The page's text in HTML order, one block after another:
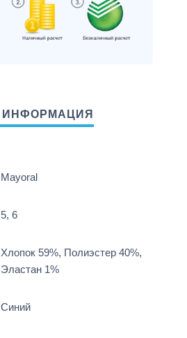
Mayoral
5, 6
Хлопок 59%, Полиэстер 40%,
Эластан 1%
Синий